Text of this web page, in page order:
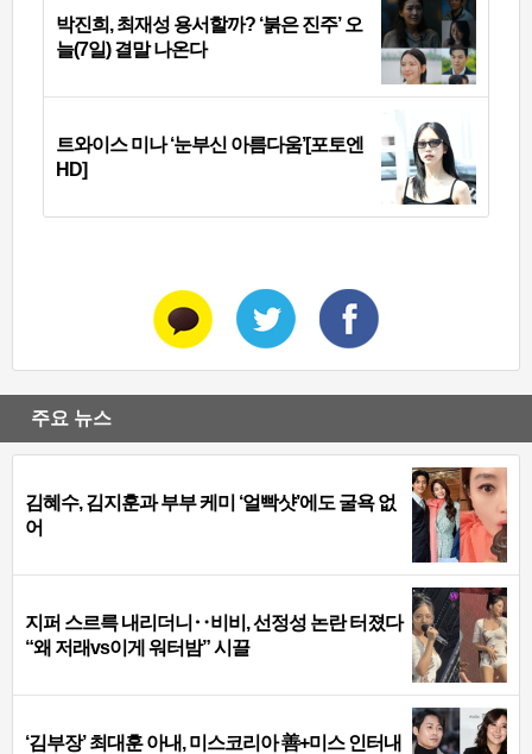
박진희, 최재성 용서할까? ‘붉은 진주’ 오
늘(7일) 결말 나온다
트와이스 미나 ‘눈부신 아름다움’[포토엔
HD]
주요 뉴스
김혜수, 김지훈과 부부 케미 ‘얼빡샷’에도 굴욕 없
어
지퍼 스르륵 내리더니‥비비, 선정성 논란 터졌다
“왜 저래vs이게 워터밤” 시끌
‘김부장’ 최대훈 아내, 미스코리아 善+미스 인터내